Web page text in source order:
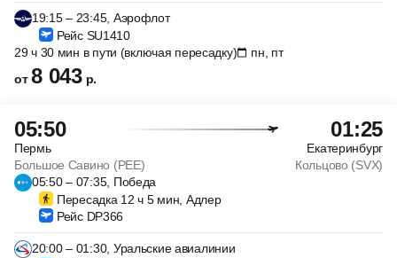
19:15 – 23:45, Аэрофлот
Рейс SU1410
29 ч 30 мин в пути (включая пересадку)
пн, пт
от8 043 р.
05:50 01:25
Пермь
Екатеринбург
Большое Савино (PEE)
Кольцово (SVX)
05:50 – 07:35, Победа
Пересадка 12 ч 5 мин, Адлер
Рейс DP366
20:00 – 01:30, Уральские авиалинии